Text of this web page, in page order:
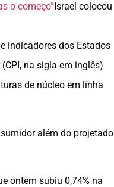
o começo” Israel colocou
indicadores dos Estados
na sigla em inglês)
de núcleo em linha
além do projetado
ontem subiu 0,74% na